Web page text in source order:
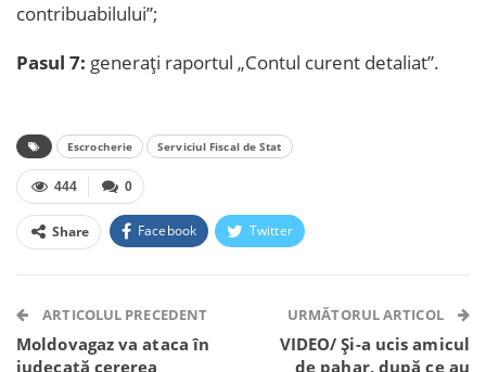
contribuabilului”;
Pasul 7: generați raportul „Contul curent detaliat”.
Escrocherie Serviciul Fiscal de Stat
0
444
Share Facebook Twitter
Telegram WhatsApp Viber
ARTICOLUL PRECEDENT
Moldovagaz va ataca în
judecată cererea
URMĂTORUL ARTICOL
VIDEO/ Și-a ucis amicul
de pahar, după ce au